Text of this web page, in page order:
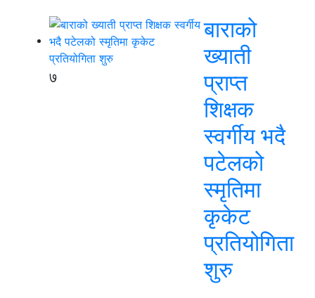
७
बाराको
ख्याती
प्राप्त
शिक्षक
स्वर्गीय भदै
पटेलको
स्मृतिमा
कृकेट
प्रतियोगिता
शुरु